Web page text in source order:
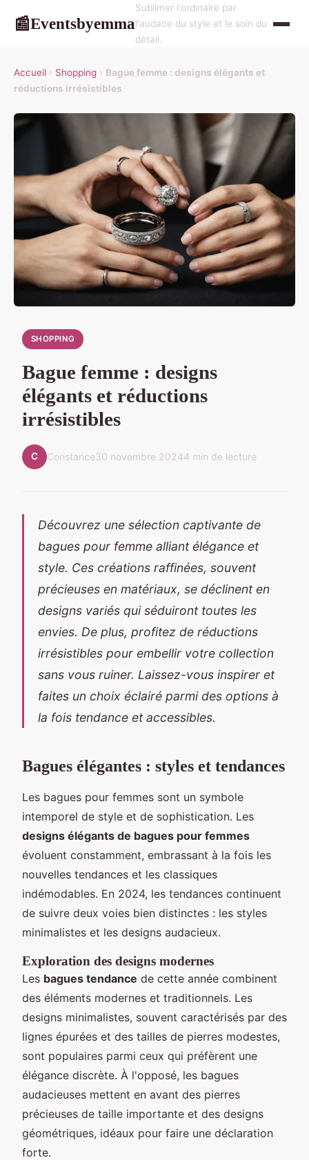
📰Eventsbyemma
Sublimer l'ordinaire par
l'audace du style et le soin du
détail.
Accueil › Shopping › Bague femme : designs élégants et
réductions irrésistibles
SHOPPING
Bague femme : designs
élégants et réductions
irrésistibles
C Constance30 novembre 20244 min de lecture
Découvrez une sélection captivante de
bagues pour femme alliant élégance et
style. Ces créations raffinées, souvent
précieuses en matériaux, se déclinent en
designs variés qui séduiront toutes les
envies. De plus, profitez de réductions
irrésistibles pour embellir votre collection
sans vous ruiner. Laissez-vous inspirer et
faites un choix éclairé parmi des options à
la fois tendance et accessibles.
Bagues élégantes : styles et tendances
Les bagues pour femmes sont un symbole
intemporel de style et de sophistication. Les
designs élégants de bagues pour femmes
évoluent constamment, embrassant à la fois les
nouvelles tendances et les classiques
indémodables. En 2024, les tendances continuent
de suivre deux voies bien distinctes : les styles
minimalistes et les designs audacieux.
Exploration des designs modernes
Les bagues tendance de cette année combinent
des éléments modernes et traditionnels. Les
designs minimalistes, souvent caractérisés par des
lignes épurées et des tailles de pierres modestes,
sont populaires parmi ceux qui préfèrent une
élégance discrète. À l'opposé, les bagues
audacieuses mettent en avant des pierres
précieuses de taille importante et des designs
géométriques, idéaux pour faire une déclaration
forte.